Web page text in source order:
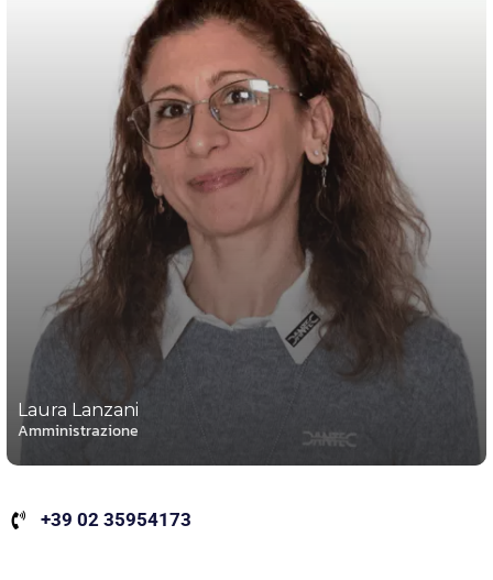
Laura Lanzani
Amministrazione
+39 02 35954173